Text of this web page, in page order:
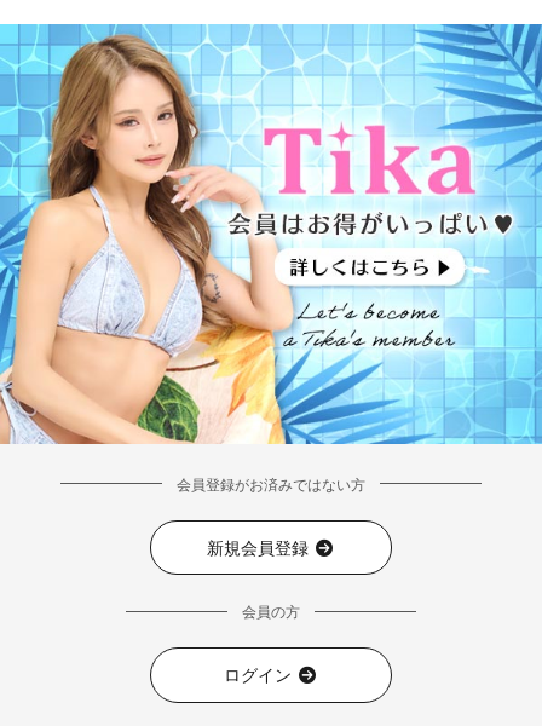
会員登録がお済みではない方
新規会員登録
会員の方
ログイン